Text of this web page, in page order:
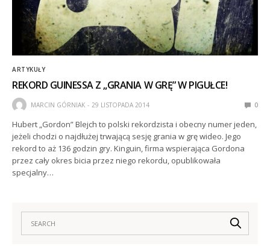
ARTYKUŁY
REKORD GUINESSA Z „GRANIA W GRĘ” W PIGUŁCE!
MARCIN GÓRNIAK 29 LISTOPADA 2014 0
Hubert „Gordon” Blejch to polski rekordzista i obecny numer jeden,
jeżeli chodzi o najdłużej trwającą sesję grania w grę wideo. Jego
rekord to aż 136 godzin gry. Kinguin, firma wspierająca Gordona
przez cały okres bicia przez niego rekordu, opublikowała
specjalny…